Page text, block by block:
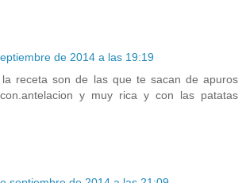
de 2014 a las 19:19
la receta son de las que te sacan de apuros
y muy rica y con las patatas